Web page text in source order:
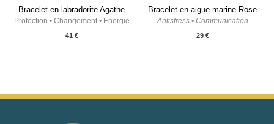
Bracelet en labradorite Agathe
Protection • Changement • Energie
41 €
Bracelet en aigue-marine Rose
Antistress • Communication
29 €